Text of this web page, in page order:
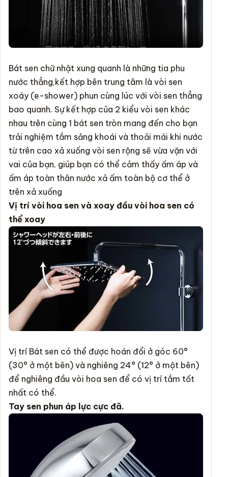
Bát sen chữ nhật xung quanh là những tia phu
nước thẳng,kết hợp bên trung tâm là vòi sen
xoáy (e-shower) phun cùng lúc với vòi sen thẳng
bao quanh. Sự kết hợp của 2 kiểu vòi sen khác
nhau trên cùng 1 bát sen tròn mang đến cho bạn
trải nghiệm tắm sảng khoái và thoải mái khi nước
từ trên cao xả xuống vòi sen rộng sẽ vừa vặn với
vai của bạn, giúp bạn có thể cảm thấy ấm áp và
ấm áp toàn thân nước xả ấm toàn bộ cơ thể ở
trên xả xuống
Vị trí vòi hoa sen và xoay đầu vòi hoa sen có
thể xoay
Vị trí Bát sen có thể được hoán đổi ở góc 60°
(30° ở một bên) và nghiêng 24° (12° ở một bên)
để nghiêng đầu vòi hoa sen để có vị trí tắm tốt
nhất có thể.
Tay sen phun áp lực cực đã.